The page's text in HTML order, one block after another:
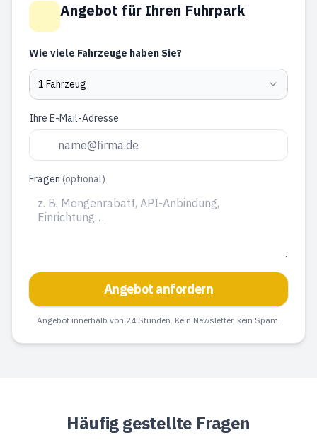
Angebot für Ihren Fuhrpark
Wie viele Fahrzeuge haben Sie?
1 Fahrzeug
Ihre E-Mail-Adresse
Fragen (optional)
Angebot anfordern
Angebot innerhalb von 24 Stunden. Kein Newsletter, kein Spam.
Häufig gestellte Fragen